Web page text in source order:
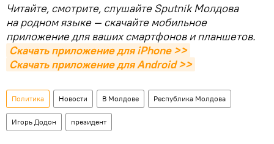
Читайте, смотрите, слушайте Sputnik Молдова
на родном языке — скачайте мобильное
приложение для ваших смартфонов и планшетов.
Скачать приложение для iPhone >>
Скачать приложение для Android >>
Политика Новости В Молдове Республика Молдова
Игорь Додон президент